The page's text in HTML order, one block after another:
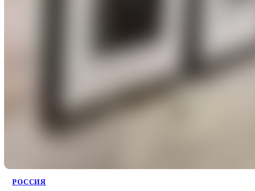
РОССИЯ